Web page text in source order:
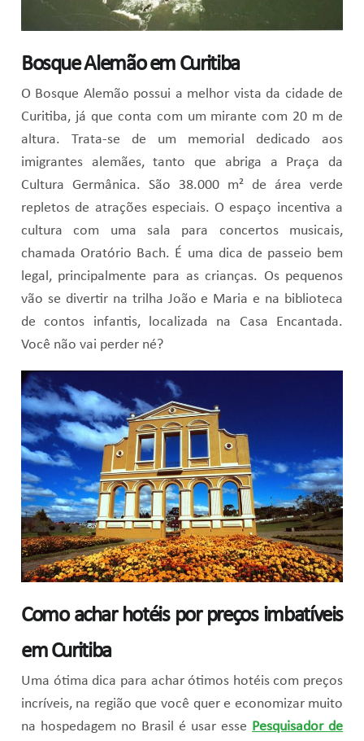
Bosque Alemão em Curitiba
O Bosque Alemão possui a melhor vista da cidade de
Curitiba, já que conta com um mirante com 20 m de
altura. Trata-se de um memorial dedicado aos
imigrantes alemães, tanto que abriga a Praça da
Cultura Germânica. São 38.000 m² de área verde
repletos de atrações especiais. O espaço incentiva a
cultura com uma sala para concertos musicais,
chamada Oratório Bach. É uma dica de passeio bem
legal, principalmente para as crianças. Os pequenos
vão se divertir na trilha João e Maria e na biblioteca
de contos infantis, localizada na Casa Encantada.
Você não vai perder né?
Como achar hotéis por preços imbatíveis
em Curitiba
Uma ótima dica para achar ótimos hotéis com preços
incríveis, na região que você quer e economizar muito
na hospedagem no Brasil é usar esse Pesquisador de